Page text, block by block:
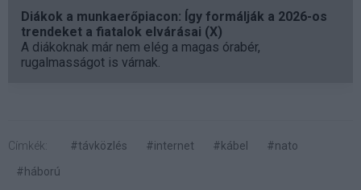
Diákok a munkaerőpiacon: Így formálják a 2026-os
trendeket a fiatalok elvárásai (X)
A diákoknak már nem elég a magas órabér,
rugalmasságot is várnak.
Címkék: #távközlés #internet #kábel
#nato
#háború